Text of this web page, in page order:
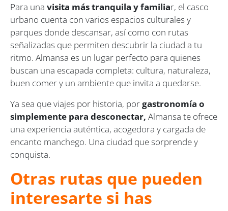
Para una visita más tranquila y familiar, el casco
urbano cuenta con varios espacios culturales y
parques donde descansar, así como con rutas
señalizadas que permiten descubrir la ciudad a tu
ritmo. Almansa es un lugar perfecto para quienes
buscan una escapada completa: cultura, naturaleza,
buen comer y un ambiente que invita a quedarse.
Ya sea que viajes por historia, porgastronomía o
simplemente para desconectar, Almansa te ofrece
una experiencia auténtica, acogedora y cargada de
encanto manchego. Una ciudad que sorprende y
conquista.
Otras rutas que pueden
interesarte si has